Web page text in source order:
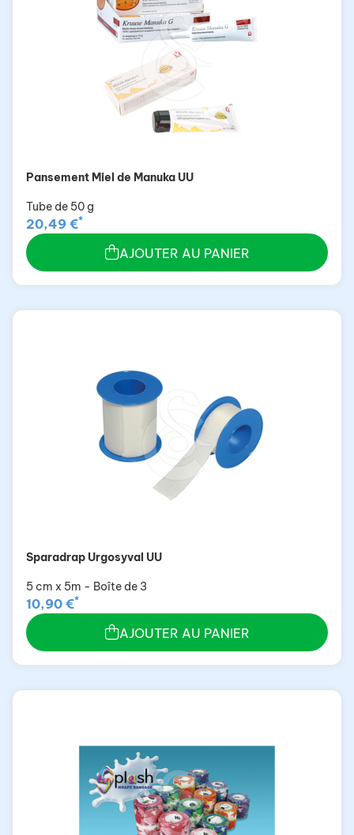
Pansement Miel de Manuka UU
Tube de 50 g
20,49 €*
AJOUTER AU PANIER
Sparadrap Urgosyval UU
5 cm x 5m - Boîte de 3
10,90 €*
AJOUTER AU PANIER